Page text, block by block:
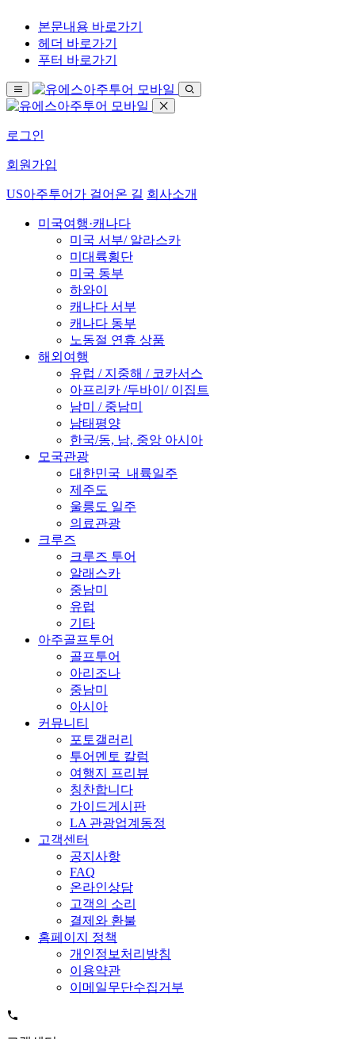
본문내용 바로가기
헤더 바로가기
푸터 바로가기
로그인
회원가입
US아주투어가 걸어온 길 회사소개
미국여행·캐나다
미국 서부/ 알라스카
미대륙횡단
미국 동부
하와이
캐나다 서부
캐나다 동부
노동절 연휴 상품
해외여행
유럽 / 지중해 / 코카서스
아프리카 /두바이/ 이집트
남미 / 중남미
남태평양
한국/동, 남, 중앙 아시아
모국관광
대한민국_내륙일주
제주도
울릉도 일주
의료관광
크루즈
크루즈 투어
알래스카
중남미
유럽
기타
아주골프투어
골프투어
아리조나
중남미
아시아
커뮤니티
포토갤러리
투어멘토 칼럼
여행지 프리뷰
칭찬합니다
가이드게시판
LA 관광업계동정
고객센터
공지사항
FAQ
온라인상담
고객의 소리
결제와 환불
홈페이지 정책
개인정보처리방침
이용약관
이메일무단수집거부